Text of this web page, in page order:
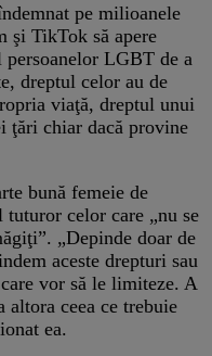
pe milioanele
şi TikTok să apere
LGBT de a
dreptul celor au de
viaţă, dreptul unui
ţări chiar dacă provine
bună femeie de
tuturor celor care „nu se
„Depinde doar de
aceste drepturi sau
vor să le limiteze. A
altora ceea ce trebuie
ea.